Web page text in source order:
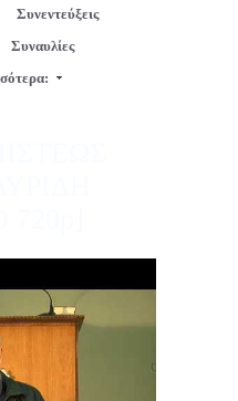
Συνεντεύξεις
Συναυλίες